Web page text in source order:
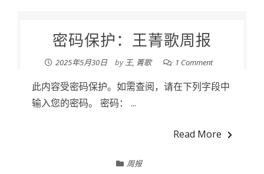
密码保护：王菁歌周报
2025年5月30日 by王, 菁歌 1 Comment
此内容受密码保护。如需查阅，请在下列字段中
输入您的密码。 密码： ...
Read More
周报